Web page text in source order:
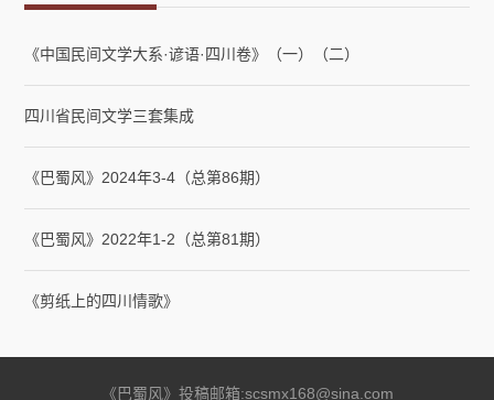
《中国民间文学大系·谚语·四川卷》（一）（二）
四川省民间文学三套集成
《巴蜀风》2024年3-4（总第86期）
《巴蜀风》2022年1-2（总第81期）
《剪纸上的四川情歌》
《巴蜀风》投稿邮箱:scsmx168@sina.com